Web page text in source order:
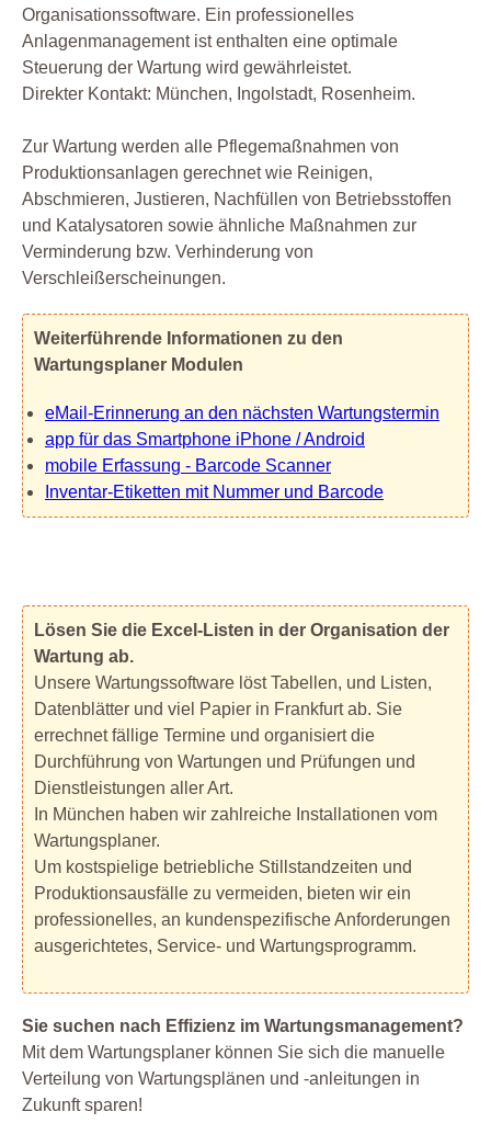
Organisationssoftware. Ein professionelles
Anlagenmanagement ist enthalten eine optimale
Steuerung der Wartung wird gewährleistet.
Direkter Kontakt: München, Ingolstadt, Rosenheim.
Zur Wartung werden alle Pflegemaßnahmen von
Produktionsanlagen gerechnet wie Reinigen,
Abschmieren, Justieren, Nachfüllen von Betriebsstoffen
und Katalysatoren sowie ähnliche Maßnahmen zur
Verminderung bzw. Verhinderung von
Verschleißerscheinungen.
Weiterführende Informationen zu den
Wartungsplaner Modulen
eMail-Erinnerung an den nächsten Wartungstermin
app für das Smartphone iPhone / Android
mobile Erfassung - Barcode Scanner
Inventar-Etiketten mit Nummer und Barcode
Lösen Sie die Excel-Listen in der Organisation der
Wartung ab.
Unsere Wartungssoftware löst Tabellen, und Listen,
Datenblätter und viel Papier in Frankfurt ab. Sie
errechnet fällige Termine und organisiert die
Durchführung von Wartungen und Prüfungen und
Dienstleistungen aller Art.
In München haben wir zahlreiche Installationen vom
Wartungsplaner.
Um kostspielige betriebliche Stillstandzeiten und
Produktionsausfälle zu vermeiden, bieten wir ein
professionelles, an kundenspezifische Anforderungen
ausgerichtetes, Service- und Wartungsprogramm.
Sie suchen nach Effizienz im Wartungsmanagement?
Mit dem Wartungsplaner können Sie sich die manuelle
Verteilung von Wartungsplänen und -anleitungen in
Zukunft sparen!